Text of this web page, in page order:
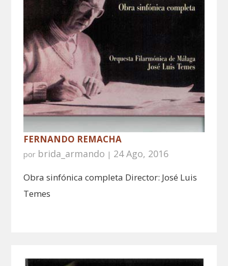
FERNANDO REMACHA
por brida_armando | 24 Ago, 2016
Obra sinfónica completa Director: José Luis
Temes